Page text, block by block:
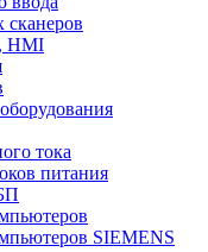
сканеров
HMI
тока
питания
SIEMENS